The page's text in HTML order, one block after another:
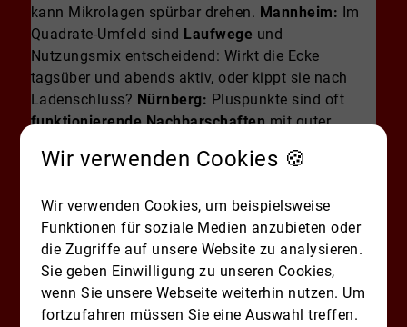
kann Mikrolagen spürbar drehen. Mannheim: Im
Quadrate-Umfeld sind Laufwege und
Nutzungsmix entscheidend: Wirkt die Ecke
tagsüber und abends aktiv, oder kippt sie nach
Ladenschluss? Nürnberg: Pluspunkte sind oft
funktionierende Nachbarschaftenmit guter
Innenlagen abseits von Durchfahrtsrouten.
Garantie für Preisentwicklung. Wenn du eine
konkrete Adresse in Berlin, Hamburg, Leipzig,
Mannheim oder Nürnberg gegenchecken willst,
schreib oder ruf uns gern an – wir schauen mit
regionaler Marktkenntnis drauf.Mehr im Link in
Bio.
Wir verwenden Cookies 🍪
Wir verwenden Cookies, um beispielsweise
Funktionen für soziale Medien anzubieten oder
die Zugriffe auf unsere Website zu analysieren.
Sie geben Einwilligung zu unseren Cookies,
wenn Sie unsere Webseite weiterhin nutzen. Um
fortzufahren müssen Sie eine Auswahl treffen.